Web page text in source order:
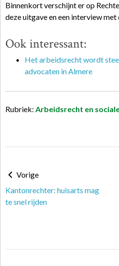
Binnenkort verschijnt er op
deze uitgave en een interview met
Ook interessant:
Het arbeidsrecht wordt
advocaten in Almere
Rubriek: Arbeidsrecht en
Vorige
Kantonrechter: huisarts mag
te snel rijden